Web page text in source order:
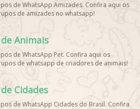
de WhatsApp Amizades. Confira aqui os
de amizades no whatsapp!
Animais
de WhatsApp Pet. Confira aqui os
de whatsapp de criadores de animais!
Cidades
de WhatsApp Cidades do Brasil. Confira